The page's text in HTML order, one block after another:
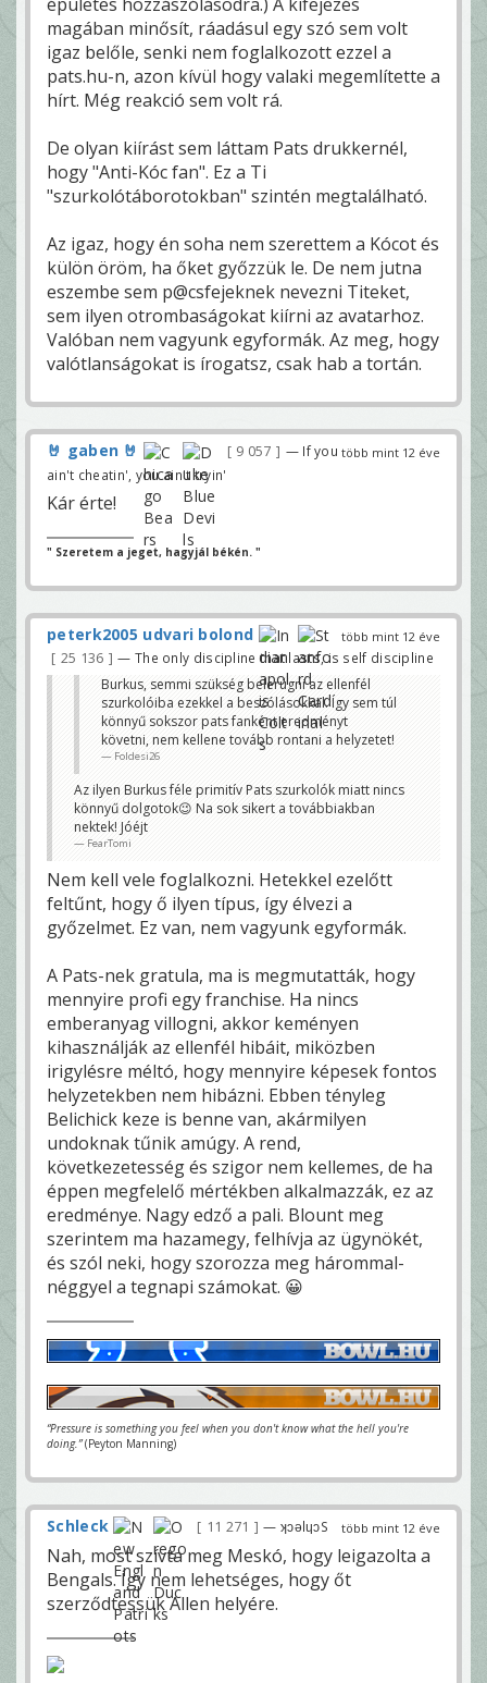
magában minősít, ráadásul egy szó sem volt
igaz belőle, senki nem foglalkozott ezzel a
pats.hu-n, azon kívül hogy valaki megemlítette a
hírt. Még reakció sem volt rá.
De olyan kiírást sem láttam Pats drukkernél,
hogy "Anti-Kóc fan". Ez a Ti
"szurkolótáborotokban" szintén megtalálható.
Az igaz, hogy én soha nem szerettem a Kócot és
külön öröm, ha őket győzzük le. De nem jutna
eszembe sem p@csfejeknek nevezni Titeket,
sem ilyen otrombaságokat kiírni az avatarhoz.
Valóban nem vagyunk egyformák. Az meg, hogy
valótlanságokat is írogatsz, csak hab a tortán.
több mint 12 éve
🤘 gaben 🤘 9 057
— If you
ain't cheatin', you ain't tryin'
Kár érte!
" Szeretem a jeget, hagyjál békén. "
több mint 12 éve
peterk2005 udvari bolond
25 136 — The only discipline that lasts, is self discipline
Burkus, semmi szükség belerúgni az ellenfél
szurkolóiba ezekkel a beszólásokkal. Így sem túl
könnyű sokszor pats fanként eredményt
követni, nem kellene tovább rontani a helyzetet!
Foldesi26
Az ilyen Burkus féle primitív Pats szurkolók miatt nincs
könnyű dolgotok😉 Na sok sikert a továbbiakban
nektek! Jóéjt
FearTomi
Nem kell vele foglalkozni. Hetekkel ezelőtt
feltűnt, hogy ő ilyen típus, így élvezi a
győzelmet. Ez van, nem vagyunk egyformák.
A Pats-nek gratula, ma is megmutatták, hogy
mennyire profi egy franchise. Ha nincs
emberanyag villogni, akkor keményen
kihasználják az ellenfél hibáit, miközben
irigylésre méltó, hogy mennyire képesek fontos
helyzetekben nem hibázni. Ebben tényleg
Belichick keze is benne van, akármilyen
undoknak tűnik amúgy. A rend,
következetesség és szigor nem kellemes, de ha
éppen megfelelő mértékben alkalmazzák, ez az
eredménye. Nagy edző a pali. Blount meg
szerintem ma hazamegy, felhívja az ügynökét,
és szól neki, hogy szorozza meg hárommal-
néggyel a tegnapi számokat. 😀
“Pressure is something you feel when you don't know what the hell you're
doing.”(Peyton Manning)
több mint 12 éve
Schleck 11 271 — ʞɔǝlɥɔS
Nah, most szívta meg Meskó, hogy leigazolta a
Bengals. Így nem lehetséges, hogy őt
szerződtessük Allen helyére.